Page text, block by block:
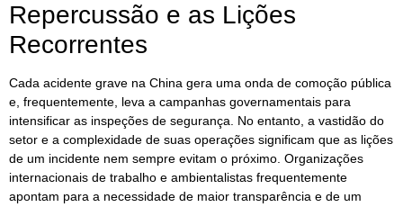
Repercussão e as Lições
Recorrentes
Cada acidente grave na China gera uma onda de comoção pública
e, frequentemente, leva a campanhas governamentais para
intensificar as inspeções de segurança. No entanto, a vastidão do
setor e a complexidade de suas operações significam que as lições
de um incidente nem sempre evitam o próximo. Organizações
internacionais de trabalho e ambientalistas frequentemente
apontam para a necessidade de maior transparência e de um